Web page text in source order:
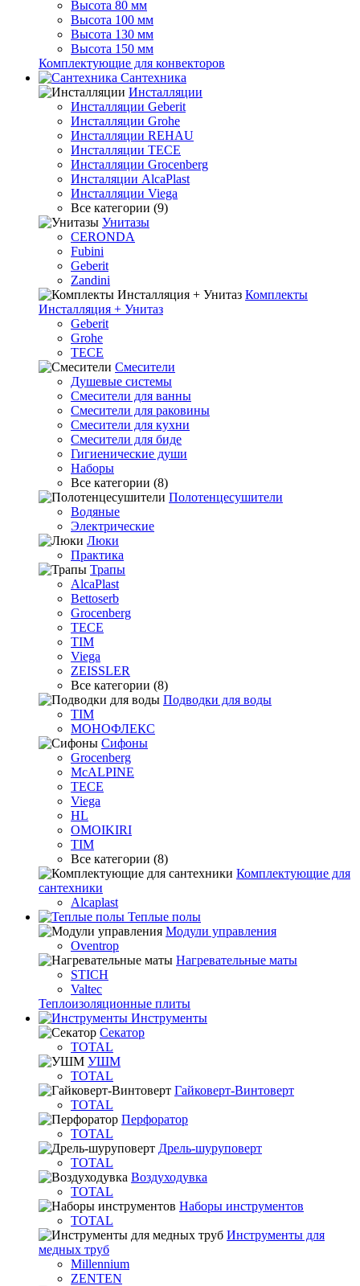
Высота 80 мм
Высота 100 мм
Высота 130 мм
Высота 150 мм
Комплектующие для конвекторов
Сантехника
Инсталляции
Инсталляции Geberit
Инсталляции Grohe
Инсталляции REHAU
Инсталляции TECE
Инсталляции Grocenberg
Инсталяции AlcaPlast
Инсталляции Viega
Все категории (9)
Унитазы
CERONDA
Fubini
Geberit
Zandini
Комплекты
Инсталляция + Унитаз
Geberit
Grohe
TECE
Смесители
Душевые системы
Смесители для ванны
Смесители для раковины
Смесители для кухни
Смесители для биде
Гигиенические души
Наборы
Все категории (8)
Полотенцесушители
Водяные
Электрические
Люки
Практика
Трапы
AlcaPlast
Bettoserb
Grocenberg
TECE
TIM
Viega
ZEISSLER
Все категории (8)
Подводки для воды
TIM
МОНОФЛЕКС
Сифоны
Grocenberg
McALPINE
TECE
Viega
HL
OMOIKIRI
TIM
Все категории (8)
Комплектующие для
сантехники
Alcaplast
Теплые полы
Модули управления
Oventrop
Нагревательные маты
STICH
Valtec
Теплоизоляционные плиты
Инструменты
Секатор
TOTAL
УШМ
TOTAL
Гайковерт-Винтоверт
TOTAL
Перфоратор
TOTAL
Дрель-шуруповерт
TOTAL
Воздуходувка
TOTAL
Наборы инструментов
TOTAL
Инструменты для
медных труб
Millennium
ZENTEN